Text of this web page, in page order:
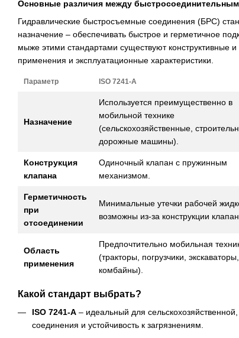
Основные различия между
Гидравлические быстросъемные соединения (БРС)
назначение – обеспечивать быстрое и герметичное
мыже этими стандартами существуют
применения и эксплуатационные характеристики.
Параметр ISO 7241-A
Назначение
Используется преимущественно в
мобильной технике
(сельскохозяйственные,
дорожные машины).
Конструкция
клапана
Одиночный клапан с пружинным
механизмом.
Герметичность
при
отсоединении
Минимальные утечки рабочей
возможны из-за конструкции
Область
применения
Предпочтительно мобильная
(тракторы, погрузчики, экскаваторы,
комбайны).
Какой стандарт выбрать?
ISO 7241-A – идеальный для
соединения и устойчивость к загрязнениям.